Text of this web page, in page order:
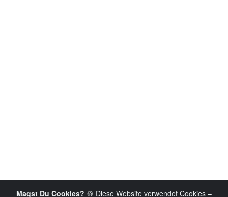
Magst Du Cookies? 🍪 Diese Website verwendet Cookies –